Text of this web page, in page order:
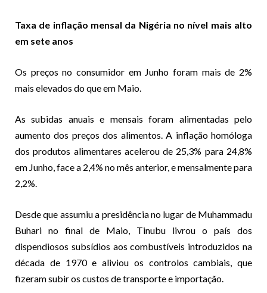
Taxa de inflação mensal da Nigéria no nível mais alto
em sete anos
Os preços no consumidor em Junho foram mais de 2%
mais elevados do que em Maio.
As subidas anuais e mensais foram alimentadas pelo
aumento dos preços dos alimentos. A inflação homóloga
dos produtos alimentares acelerou de 25,3% para 24,8%
em Junho, face a 2,4% no mês anterior, e mensalmente para
2,2%.
Desde que assumiu a presidência no lugar de Muhammadu
Buhari no final de Maio, Tinubu livrou o país dos
dispendiosos subsídios aos combustíveis introduzidos na
década de 1970 e aliviou os controlos cambiais, que
fizeram subir os custos de transporte e importação.